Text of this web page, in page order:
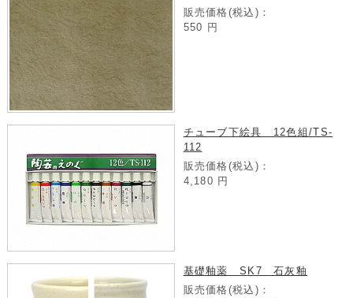
販売価格(税込)：
550 円
チューブ下絵具 12色組/TS-
112
販売価格(税込)：
4,180 円
基礎釉薬 SK7 石灰釉
販売価格(税込)：